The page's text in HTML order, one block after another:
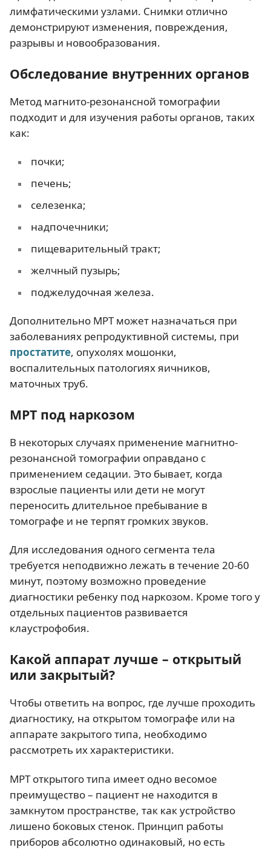
лимфатическими узлами. Снимки отлично
демонстрируют изменения, повреждения,
разрывы и новообразования.
Обследование внутренних органов
Метод магнито-резонансной томографии
подходит и для изучения работы органов, таких
как:
почки;
печень;
селезенка;
надпочечники;
пищеварительный тракт;
желчный пузырь;
поджелудочная железа.
Дополнительно МРТ может назначаться при
заболеваниях репродуктивной системы, при
простатите, опухолях мошонки,
воспалительных патологиях яичников,
маточных труб.
МРТ под наркозом
В некоторых случаях применение магнитно-
резонансной томографии оправдано с
применением седации. Это бывает, когда
взрослые пациенты или дети не могут
переносить длительное пребывание в
томографе и не терпят громких звуков.
Для исследования одного сегмента тела
требуется неподвижно лежать в течение 20-60
минут, поэтому возможно проведение
диагностики ребенку под наркозом. Кроме того у
отдельных пациентов развивается
клаустрофобия.
Какой аппарат лучше – открытый
или закрытый?
Чтобы ответить на вопрос, где лучше проходить
диагностику, на открытом томографе или на
аппарате закрытого типа, необходимо
рассмотреть их характеристики.
МРТ открытого типа имеет одно весомое
преимущество – пациент не находится в
замкнутом пространстве, так как устройство
лишено боковых стенок. Принцип работы
приборов абсолютно одинаковый, но есть